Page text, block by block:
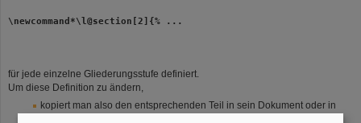
\newcommand*\l@section[2]{% ...
für jede einzelne Gliederungsstufe definiert.
Um diese Definition zu ändern,
kopiert man also den entsprechenden Teil in sein Dokument oder in